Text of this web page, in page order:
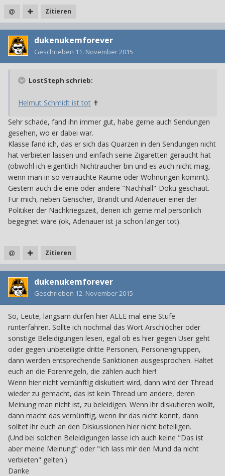
Zitieren
dukenukemforever
Geschrieben 11. November 2015
LostSteph schrieb:
Helmut Schmidt ist tot ✝
Sehr schade, fand ihn immer gut, habe gerne auch Sendungen
gesehen, wo er dabei war.
Klasse fand ich, das er sich das Quarzen in den Sendungen nicht
hat verbieten lassen und einfach seine Zigaretten geraucht hat
(obwohl ich eigentlich Nichtraucher bin und es auch nicht mag,
wenn man in so verrauchte Räume oder Wohnungen kommt).
Gestern auch die eine oder andere "Nachhall"-Doku geschaut.
Für mich, neben Genscher, Brandt und Adenauer einer der
Politiker der Nachkriegszeit, denen ich gerne mal persönlich
begegnet wäre (ok, Adenauer ist ja schon länger tot).
Zitieren
dukenukemforever
Geschrieben 12. November 2015
So, Leute, langsam dürfen hier ALLE mal eine Stufe
runterfahren. Sollte ich nochmal das Wort Arschlöcher oder
sonstige Beleidigungen lesen, egal ob es hier gegen User geht
oder gegen unbeteiligte dritte Personen, Personengruppen,
dann werden entsprechende Sanktionen ausgesprochen. Haltet
euch an die Forenregeln, die zählen auch hier!
Wenn hier nicht vernünftig diskutiert wird, dann wird der Thread
wieder zu gemacht, das ist kein Thread um andere, deren
Meinung man nicht ist, zu beleidigen. Wenn ihr diskutieren wollt,
dann macht das vernünftig, wenn ihr das nicht könnt, dann
solltet ihr euch an den Diskussionen hier nicht beteiligen.
(Und bei solchen Beleidigungen lasse ich auch keine "Das ist
aber meine Meinung" oder "Ich lass mir den Mund da nicht
verbieten" gelten.)
Danke